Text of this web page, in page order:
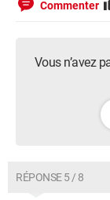
Commenter
Vous n’avez
RÉPONSE 5 / 8